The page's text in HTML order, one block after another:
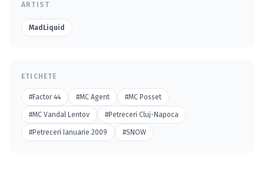
ARTIST
MadLiquid
ETICHETE
#Factor 44 #MC Agent #MC Posset
#MC Vandal Lentov #Petreceri Cluj-Napoca
#Petreceri Ianuarie 2009 #SNOW